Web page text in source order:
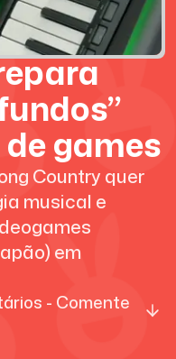
games
Country quer
musical e
em
- Comente